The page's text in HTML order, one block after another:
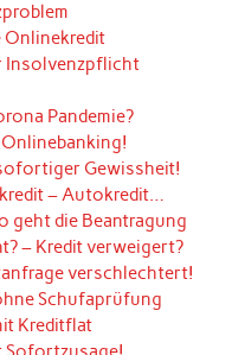
Onlinekredit
Insolvenzpflicht
Pandemie?
Gewissheit!
– Autokredit…
geht die Beantragung
– Kredit verweigert?
verschlechtert!
Schufaprüfung
Kreditflat